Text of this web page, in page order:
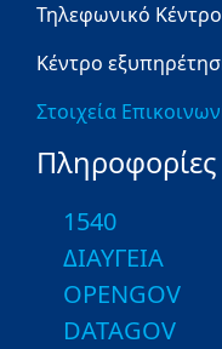
Τηλεφωνικό
Κέντρο
Στοιχεία
Πληροφορίες
1540
ΔΙΑΥΓΕΙΑ
OPENGOV
DATAGOV